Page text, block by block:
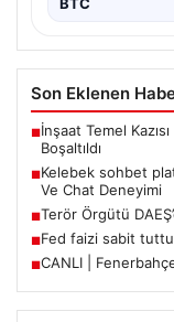
Son Eklenen
■İnşaat Temel
Boşaltıldı
■Kelebek sohbet
Ve Chat Deneyimi
■Terör Örgütü
■Fed faizi sabit tuttu
■CANLI |